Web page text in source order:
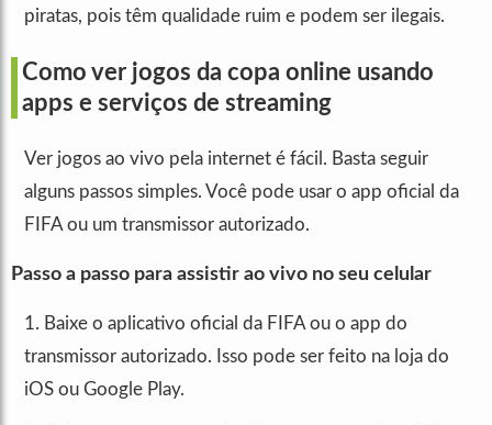
piratas, pois têm qualidade ruim e podem ser ilegais.
Como ver jogos da copa online usando
apps e serviços de streaming
Ver jogos ao vivo pela internet é fácil. Basta seguir
alguns passos simples. Você pode usar o app oficial da
FIFA ou um transmissor autorizado.
Passo a passo para assistir ao vivo no seu celular
1. Baixe o aplicativo oficial da FIFA ou o app do
transmissor autorizado. Isso pode ser feito na loja do
iOS ou Google Play.